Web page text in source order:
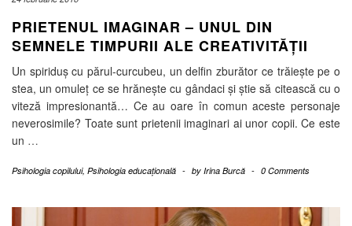
PRIETENUL IMAGINAR – UNUL DIN
SEMNELE TIMPURII ALE CREATIVITĂȚII
Un spiriduș cu părul-curcubeu, un delfin zburător ce trăiește pe o
stea, un omuleț ce se hrănește cu gândaci și știe să citească cu o
viteză impresionantă… Ce au oare în comun aceste personaje
neverosimile? Toate sunt prietenii imaginari ai unor copii. Ce este
un …
Psihologia copilului, Psihologia educațională - by Irina Burcă - 0 Comments